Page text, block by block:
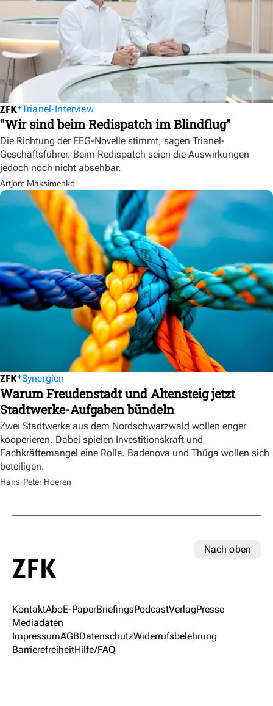
Trianel-Interview
"Wir sind beim Redispatch im Blindflug"
Die Richtung der EEG-Novelle stimmt, sagen Trianel-
Geschäftsführer. Beim Redispatch seien die Auswirkungen
jedoch noch nicht absehbar.
Artjom Maksimenko
Synergien
Warum Freudenstadt und Altensteig jetzt
Stadtwerke-Aufgaben bündeln
Zwei Stadtwerke aus dem Nordschwarzwald wollen enger
kooperieren. Dabei spielen Investitionskraft und
Fachkräftemangel eine Rolle. Badenova und Thüga wollen sich
beteiligen.
Hans-Peter Hoeren
Nach oben
KontaktAboE-PaperBriefingsPodcastVerlagPresse
Mediadaten
ImpressumAGBDatenschutzWiderrufsbelehrung
BarrierefreiheitHilfe/FAQ